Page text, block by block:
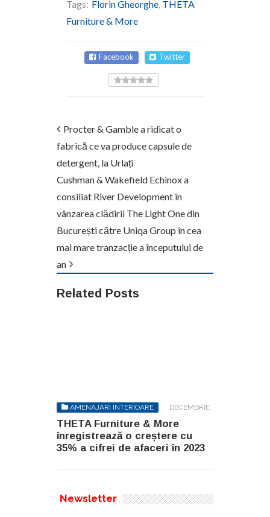
Tags: Florin Gheorghe THETA
Furniture & More
Facebook Twitter
Procter & Gamble a ridicat o
fabrică ce va produce capsule de
detergent, la Urlați
Cushman & Wakefield Echinox a
consiliat River Development în
vânzarea clădirii The Light One din
București către Uniqa Group în cea
mai mare tranzacție a începutului de
an
Related Posts
AMENAJARI INTERIOARE
DECEMBRIE
18, 2023
THETA Furniture & More
înregistrează o creștere cu
35% a cifrei de afaceri în 2023
Newsletter